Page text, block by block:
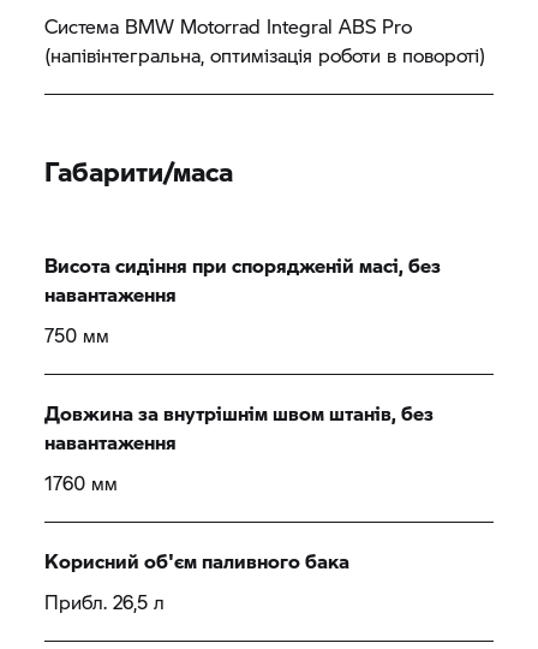
Система BMW Motorrad Integral ABS Pro
(напівінтегральна, оптимізація роботи в повороті)
Габарити/маса
Висота сидіння при спорядженій масі, без
навантаження
750 мм
Довжина за внутрішнім швом штанів, без
навантаження
1760 мм
Корисний об'єм паливного бака
Прибл. 26,5 л